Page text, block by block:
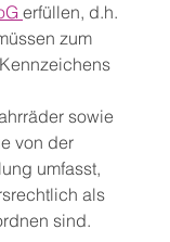
erfüllen, d.h.
zum
sowie
von der
umfasst,
als
sind.